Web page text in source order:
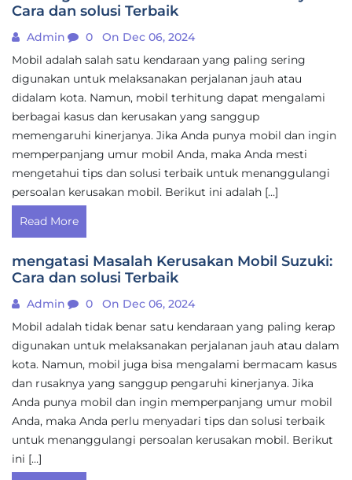
Cara dan solusi Terbaik
Admin 0
On Dec 06, 2024
Mobil adalah salah satu kendaraan yang paling sering
digunakan untuk melaksanakan perjalanan jauh atau
didalam kota. Namun, mobil terhitung dapat mengalami
berbagai kasus dan kerusakan yang sanggup
memengaruhi kinerjanya. Jika Anda punya mobil dan ingin
memperpanjang umur mobil Anda, maka Anda mesti
mengetahui tips dan solusi terbaik untuk menanggulangi
persoalan kerusakan mobil. Berikut ini adalah […]
Read More
mengatasi Masalah Kerusakan Mobil Suzuki:
Cara dan solusi Terbaik
Admin 0
On Dec 06, 2024
Mobil adalah tidak benar satu kendaraan yang paling kerap
digunakan untuk melaksanakan perjalanan jauh atau dalam
kota. Namun, mobil juga bisa mengalami bermacam kasus
dan rusaknya yang sanggup pengaruhi kinerjanya. Jika
Anda punya mobil dan ingin memperpanjang umur mobil
Anda, maka Anda perlu menyadari tips dan solusi terbaik
untuk menanggulangi persoalan kerusakan mobil. Berikut
ini […]